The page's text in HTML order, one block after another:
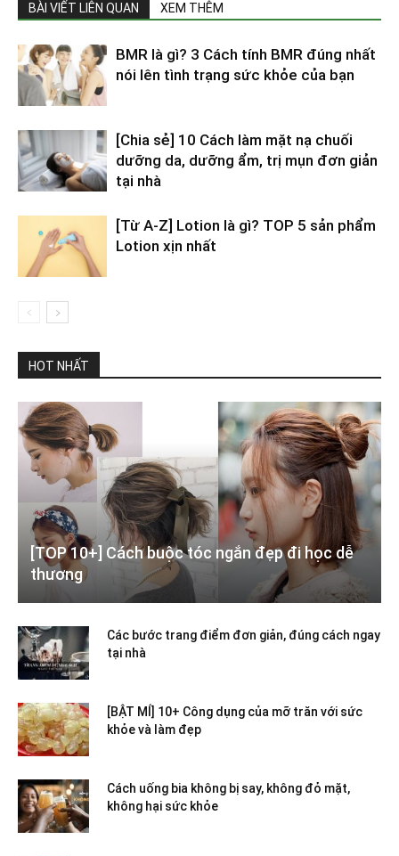
BÀI VIẾT LIÊN QUAN XEM THÊM
BMR là gì? 3 Cách tính BMR đúng nhất
nói lên tình trạng sức khỏe của bạn
[Chia sẻ] 10 Cách làm mặt nạ chuối
dưỡng da, dưỡng ẩm, trị mụn đơn giản
tại nhà
[Từ A-Z] Lotion là gì? TOP 5 sản phẩm
Lotion xịn nhất
HOT NHẤT
[TOP 10+] Cách buộc tóc ngắn đẹp đi học dễ
thương
Các bước trang điểm đơn giản, đúng cách ngay
tại nhà
[BẬT MÍ] 10+ Công dụng của mỡ trăn với sức
khỏe và làm đẹp
Cách uống bia không bị say, không đỏ mặt,
không hại sức khỏe